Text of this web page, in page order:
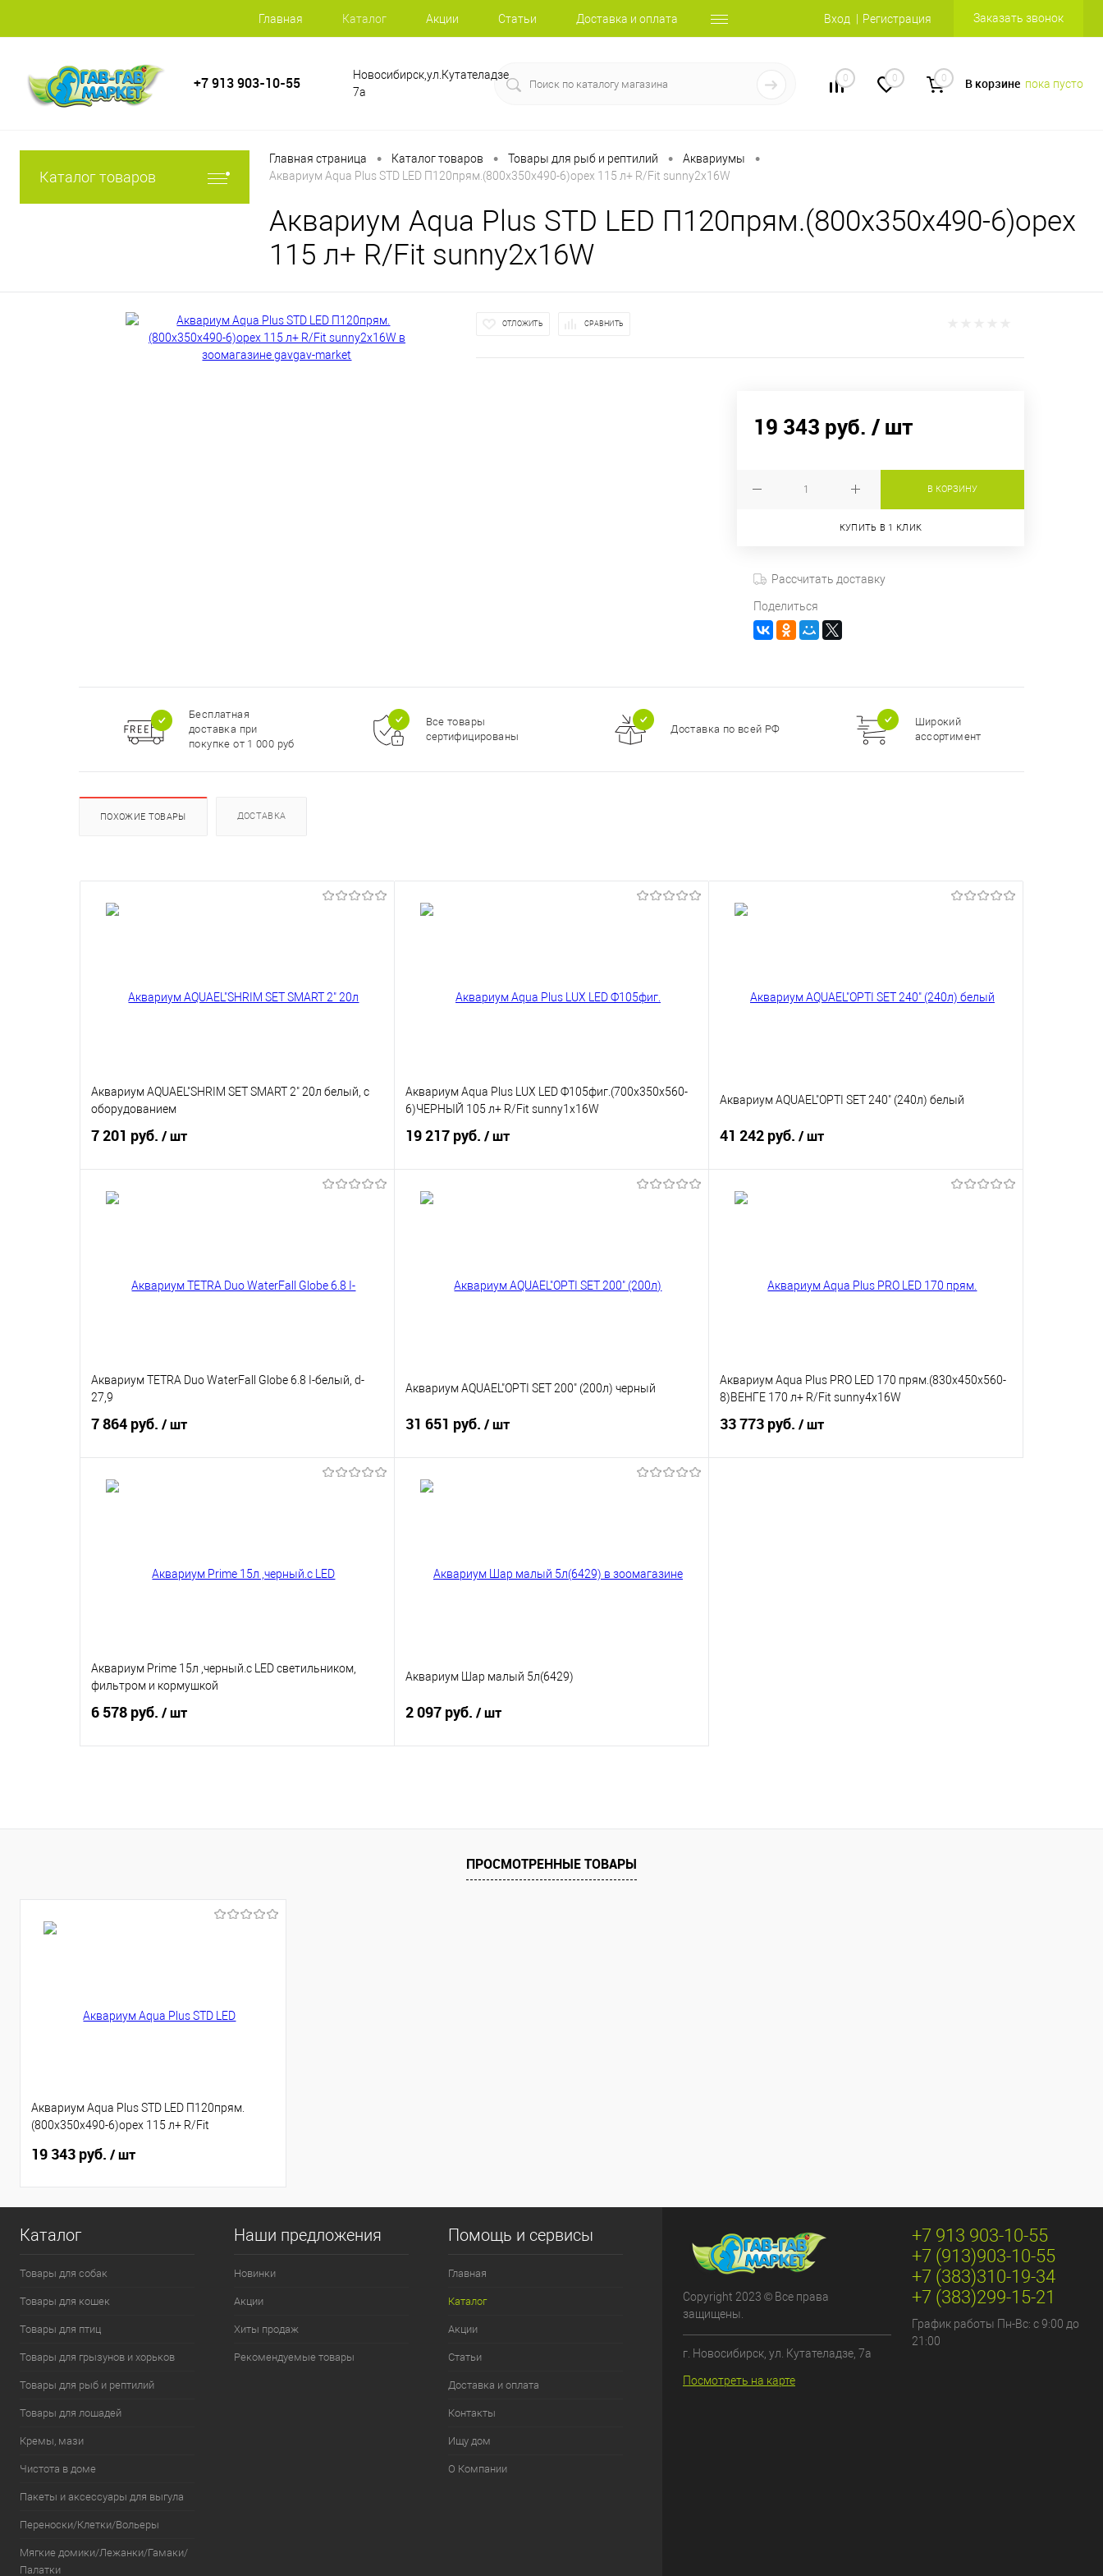
Главная Каталог Акции Статьи Доставка и оплата Вход Регистрация Заказать звонок
+7 913 903-10-55
Новосибирск,ул.Кутателадзе
7а
0 0 0 В корзине пока пусто
Каталог товаров
Главная страница • Каталог товаров • Товары для рыб и рептилий • Аквариумы •
Аквариум Aqua Plus STD LED П120прям.(800х350х490-6)орех 115 л+ R/Fit sunny2х16W
Аквариум Aqua Plus STD LED П120прям.(800х350х490-6)орех
115 л+ R/Fit sunny2х16W
ОТЛОЖИТЬ СРАВНИТЬ
19 343 руб. / шт
В КОРЗИНУ
КУПИТЬ В 1 КЛИК
Рассчитать доставку
Поделиться
Бесплатная
доставка при
покупке от 1 000 руб
Все товары
сертифицированы
Доставка по всей РФ
Широкий
ассортимент
ПОХОЖИЕ ТОВАРЫ ДОСТАВКА
Аквариум AQUAEL"SHRIM SET SMART 2" 20л белый, с
оборудованием
7 201 руб. / шт
Аквариум Aqua Plus LUX LED Ф105фиг.(700х350х560-
6)ЧЕРНЫЙ 105 л+ R/Fit sunny1х16W
19 217 руб. / шт
Аквариум AQUAEL"OPTI SET 240" (240л) белый
41 242 руб. / шт
Аквариум TETRA Duo WaterFall Globe 6.8 I-белый, d-
27,9
7 864 руб. / шт
Аквариум AQUAEL"OPTI SET 200" (200л) черный
31 651 руб. / шт
Аквариум Aqua Plus PRO LED 170 прям.(830х450х560-
8)ВЕНГЕ 170 л+ R/Fit sunny4х16W
33 773 руб. / шт
Аквариум Prime 15л ,черный.с LED светильником,
фильтром и кормушкой
6 578 руб. / шт
Аквариум Шар малый 5л(6429)
2 097 руб. / шт
ПРОСМОТРЕННЫЕ ТОВАРЫ
Аквариум Aqua Plus STD LED П120прям.
(800х350х490-6)орех 115 л+ R/Fit
19 343 руб. / шт
Каталог
Товары для собак
Товары для кошек
Товары для птиц
Товары для грызунов и хорьков
Товары для рыб и рептилий
Товары для лошадей
Кремы, мази
Чистота в доме
Пакеты и аксессуары для выгула
Переноски/Клетки/Вольеры
Мягкие домики/Лежанки/Гамаки/
Палатки
Наши предложения
Новинки
Акции
Хиты продаж
Рекомендуемые товары
Помощь и сервисы
Главная
Каталог
Акции
Статьи
Доставка и оплата
Контакты
Ищу дом
О Компании
Copyright 2023 © Все права
защищены.
г. Новосибирск, ул. Кутателадзе, 7а
Посмотреть на карте
+7 913 903-10-55
+7 (913)903-10-55
+7 (383)310-19-34
+7 (383)299-15-21
График работы Пн-Вс: с 9:00 до
21:00